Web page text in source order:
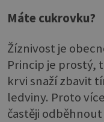
Máte cukrovku?
Žíznivost je
Princip je prostý,
krvi snaží zbavit
ledviny. Proto
častěji